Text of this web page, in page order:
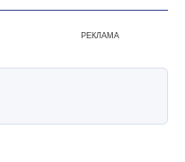
РЕКЛАМА